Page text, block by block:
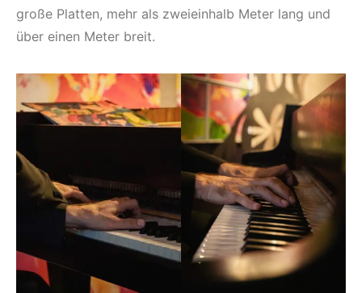
große Platten, mehr als zweieinhalb Meter lang und
über einen Meter breit.